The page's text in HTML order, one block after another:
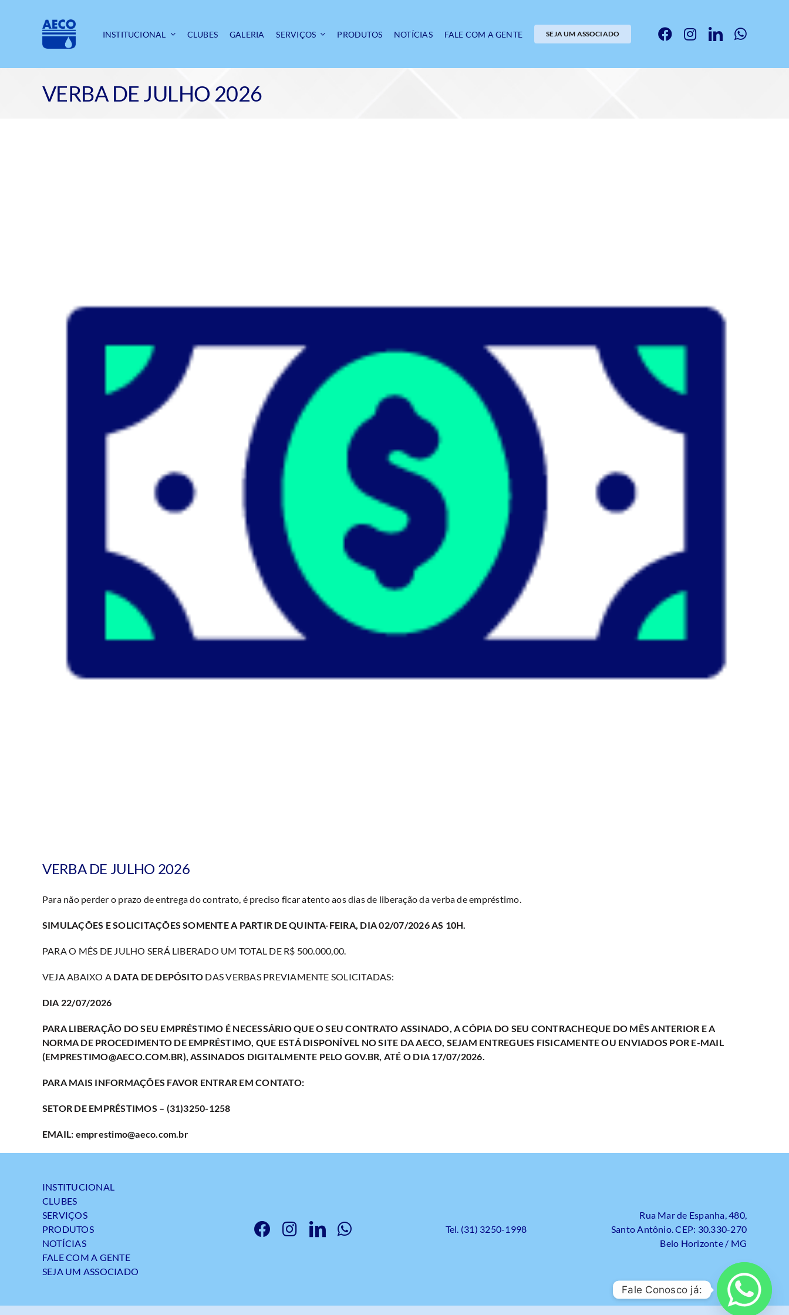
INSTITUCIONAL CLUBES GALERIA SERVIÇOS PRODUTOS NOTÍCIAS FALE COM A GENTE SEJA UM ASSOCIADO
VERBA DE JULHO 2026
VERBA DE JULHO 2026
Para não perder o prazo de entrega do contrato, é preciso ficar atento aos dias de liberação da verba de empréstimo.
SIMULAÇÕES E SOLICITAÇÕES SOMENTE A PARTIR DE QUINTA-FEIRA, DIA 02/07/2026 AS 10H.
PARA O MÊS DE JULHO SERÁ LIBERADO UM TOTAL DE R$ 500.000,00.
VEJA ABAIXO A DATA DE DEPÓSITO DAS VERBAS PREVIAMENTE SOLICITADAS:
DIA 22/07/2026
PARA LIBERAÇÃO DO SEU EMPRÉSTIMO É NECESSÁRIO QUE O SEU CONTRATO ASSINADO, A CÓPIA DO SEU CONTRACHEQUE DO MÊS ANTERIOR E A
NORMA DE PROCEDIMENTO DE EMPRÉSTIMO, QUE ESTÁ DISPONÍVEL NO SITE DA AECO, SEJAM ENTREGUES FISICAMENTE OU ENVIADOS POR E-MAIL
(EMPRESTIMO@AECO.COM.BR), ASSINADOS DIGITALMENTE PELO GOV.BR, ATÉ O DIA 17/07/2026.
PARA MAIS INFORMAÇÕES FAVOR ENTRAR EM CONTATO:
SETOR DE EMPRÉSTIMOS – (31)3250-1258
EMAIL: emprestimo@aeco.com.br
INSTITUCIONAL
CLUBES
SERVIÇOS
PRODUTOS
NOTÍCIAS
FALE COM A GENTE
SEJA UM ASSOCIADO
Tel. (31) 3250-1998
Rua Mar de Espanha, 480,
Santo Antônio. CEP: 30.330-270
Belo Horizonte / MG
Fale Conosco já: